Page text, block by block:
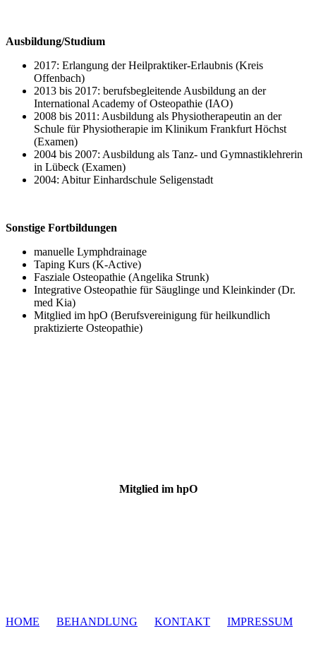
Ausbildung/Studium
2017: Erlangung der Heilpraktiker-Erlaubnis (Kreis
Offenbach)
2013 bis 2017: berufsbegleitende Ausbildung an der
International Academy of Osteopathie (IAO)
2008 bis 2011: Ausbildung als Physiotherapeutin an der
Schule für Physiotherapie im Klinikum Frankfurt Höchst
(Examen)
2004 bis 2007: Ausbildung als Tanz- und Gymnastiklehrerin
in Lübeck (Examen)
2004: Abitur Einhardschule Seligenstadt
Sonstige Fortbildungen
manuelle Lymphdrainage
Taping Kurs (K-Active)
Fasziale Osteopathie (Angelika Strunk)
Integrative Osteopathie für Säuglinge und Kleinkinder (Dr.
med Kia)
Mitglied im hpO (Berufsvereinigung für heilkundlich
praktizierte Osteopathie)
Mitglied im hpO
HOME BEHANDLUNG KONTAKT IMPRESSUM